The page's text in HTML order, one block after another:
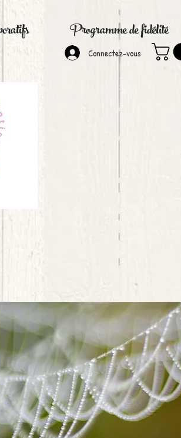
Programme de fidélité
Connectez-vous